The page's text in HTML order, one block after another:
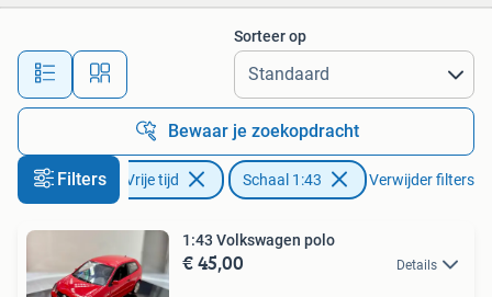
Alle afstanden…
Sorteer op
Bewaar je zoekopdracht
Filters
Hobby en Vrije tijd Schaal 1:43 Verwijder filters
1:43 Volkswagen polo
€ 45,00 Details